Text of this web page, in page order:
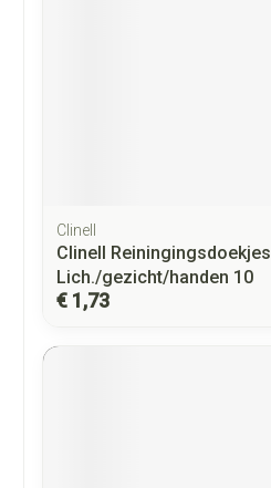
Clinell
Clinell Reiningingsdoekjes
Lich./gezicht/handen 10
€ 1,73